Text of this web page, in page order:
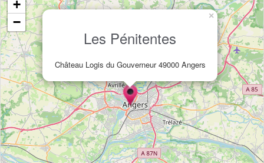
Les Pénitentes
Château Logis du Gouverneur 49000 Angers
×
+
−